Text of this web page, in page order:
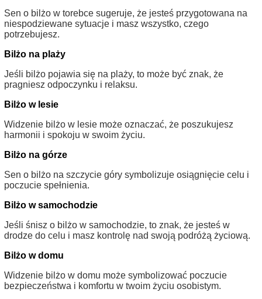
Sen o bilżo w torebce sugeruje, że jesteś przygotowana na
niespodziewane sytuacje i masz wszystko, czego
potrzebujesz.
Bilżo na plaży
Jeśli bilżo pojawia się na plaży, to może być znak, że
pragniesz odpoczynku i relaksu.
Bilżo w lesie
Widzenie bilżo w lesie może oznaczać, że poszukujesz
harmonii i spokoju w swoim życiu.
Bilżo na górze
Sen o bilżo na szczycie góry symbolizuje osiągnięcie celu i
poczucie spełnienia.
Bilżo w samochodzie
Jeśli śnisz o bilżo w samochodzie, to znak, że jesteś w
drodze do celu i masz kontrolę nad swoją podróżą życiową.
Bilżo w domu
Widzenie bilżo w domu może symbolizować poczucie
bezpieczeństwa i komfortu w twoim życiu osobistym.